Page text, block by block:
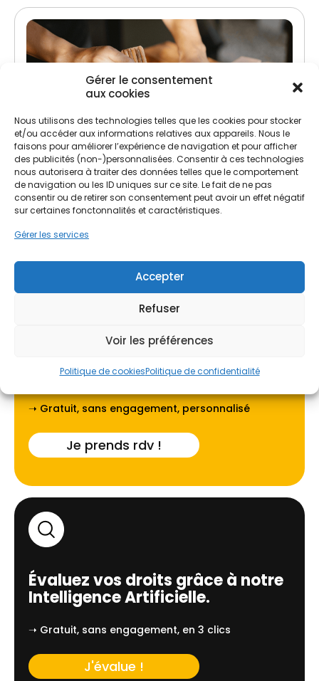
Gérer le consentement
aux cookies
Nous utilisons des technologies telles que les cookies pour stocker
et/ou accéder aux informations relatives aux appareils. Nous le
faisons pour améliorer l’expérience de navigation et pour afficher
des publicités (non-)personnalisées. Consentir à ces technologies
nous autorisera à traiter des données telles que le comportement
de navigation ou les ID uniques sur ce site. Le fait de ne pas
consentir ou de retirer son consentement peut avoir un effet négatif
sur certaines fonctonnalités et caractéristiques.
Gérer les services
Accepter
Refuser
Voir les préférences
Politique de cookiesPolitique de confidentialité
Traitement de charpente
Lutte contre les insectes xylophages et
champignons
Préservation et renforcement de la structure
nos experts locaux àLille.
➝ Gratuit, sans engagement, personnalisé
Je prends rdv !
Évaluez vos droits grâce à notre
Intelligence Artificielle.
➝ Gratuit, sans engagement, en 3 clics
J'évalue !